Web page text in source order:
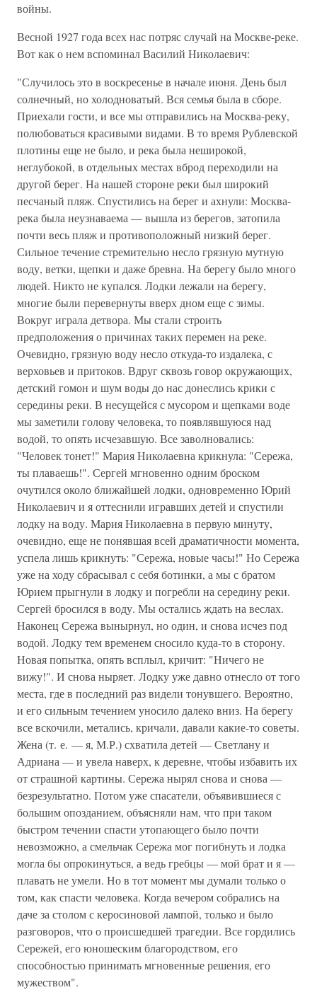
войны.
Весной 1927 года всех нас потряс случай на Москве-реке.
Вот как о нем вспоминал Василий Николаевич:
"Случилось это в воскресенье в начале июня. День был
солнечный, но холодноватый. Вся семья была в сборе.
Приехали гости, и все мы отправились на Москва-реку,
полюбоваться красивыми видами. В то время Рублевской
плотины еще не было, и река была неширокой,
неглубокой, в отдельных местах вброд переходили на
другой берег. На нашей стороне реки был широкий
песчаный пляж. Спустились на берег и ахнули: Москва-
река была неузнаваема — вышла из берегов, затопила
почти весь пляж и противоположный низкий берег.
Сильное течение стремительно несло грязную мутную
воду, ветки, щепки и даже бревна. На берегу было много
людей. Никто не купался. Лодки лежали на берегу,
многие были перевернуты вверх дном еще с зимы.
Вокруг играла детвора. Мы стали строить
предположения о причинах таких перемен на реке.
Очевидно, грязную воду несло откуда-то издалека, с
верховьев и притоков. Вдруг сквозь говор окружающих,
детский гомон и шум воды до нас донеслись крики с
середины реки. В несущейся с мусором и щепками воде
мы заметили голову человека, то появлявшуюся над
водой, то опять исчезавшую. Все заволновались:
"Человек тонет!" Мария Николаевна крикнула: "Сережа,
ты плаваешь!". Сергей мгновенно одним броском
очутился около ближайшей лодки, одновременно Юрий
Николаевич и я оттеснили игравших детей и спустили
лодку на воду. Мария Николаевна в первую минуту,
очевидно, еще не понявшая всей драматичности момента,
успела лишь крикнуть: "Сережа, новые часы!" Но Сережа
уже на ходу сбрасывал с себя ботинки, а мы с братом
Юрием прыгнули в лодку и погребли на середину реки.
Сергей бросился в воду. Мы остались ждать на веслах.
Наконец Сережа вынырнул, но один, и снова исчез под
водой. Лодку тем временем сносило куда-то в сторону.
Новая попытка, опять всплыл, кричит: "Ничего не
вижу!". И снова ныряет. Лодку уже давно отнесло от того
места, где в последний раз видели тонувшего. Вероятно,
и его сильным течением уносило далеко вниз. На берегу
все вскочили, метались, кричали, давали какие-то советы.
Жена (т. е. — я, М.Р.) схватила детей — Светлану и
Адриана — и увела наверх, к деревне, чтобы избавить их
от страшной картины. Сережа нырял снова и снова —
безрезультатно. Потом уже спасатели, объявившиеся с
большим опозданием, объясняли нам, что при таком
быстром течении спасти утопающего было почти
невозможно, а смельчак Сережа мог погибнуть и лодка
могла бы опрокинуться, а ведь гребцы — мой брат и я —
плавать не умели. Но в тот момент мы думали только о
том, как спасти человека. Когда вечером собрались на
даче за столом с керосиновой лампой, только и было
разговоров, что о происшедшей трагедии. Все гордились
Сережей, его юношеским благородством, его
способностью принимать мгновенные решения, его
мужеством".